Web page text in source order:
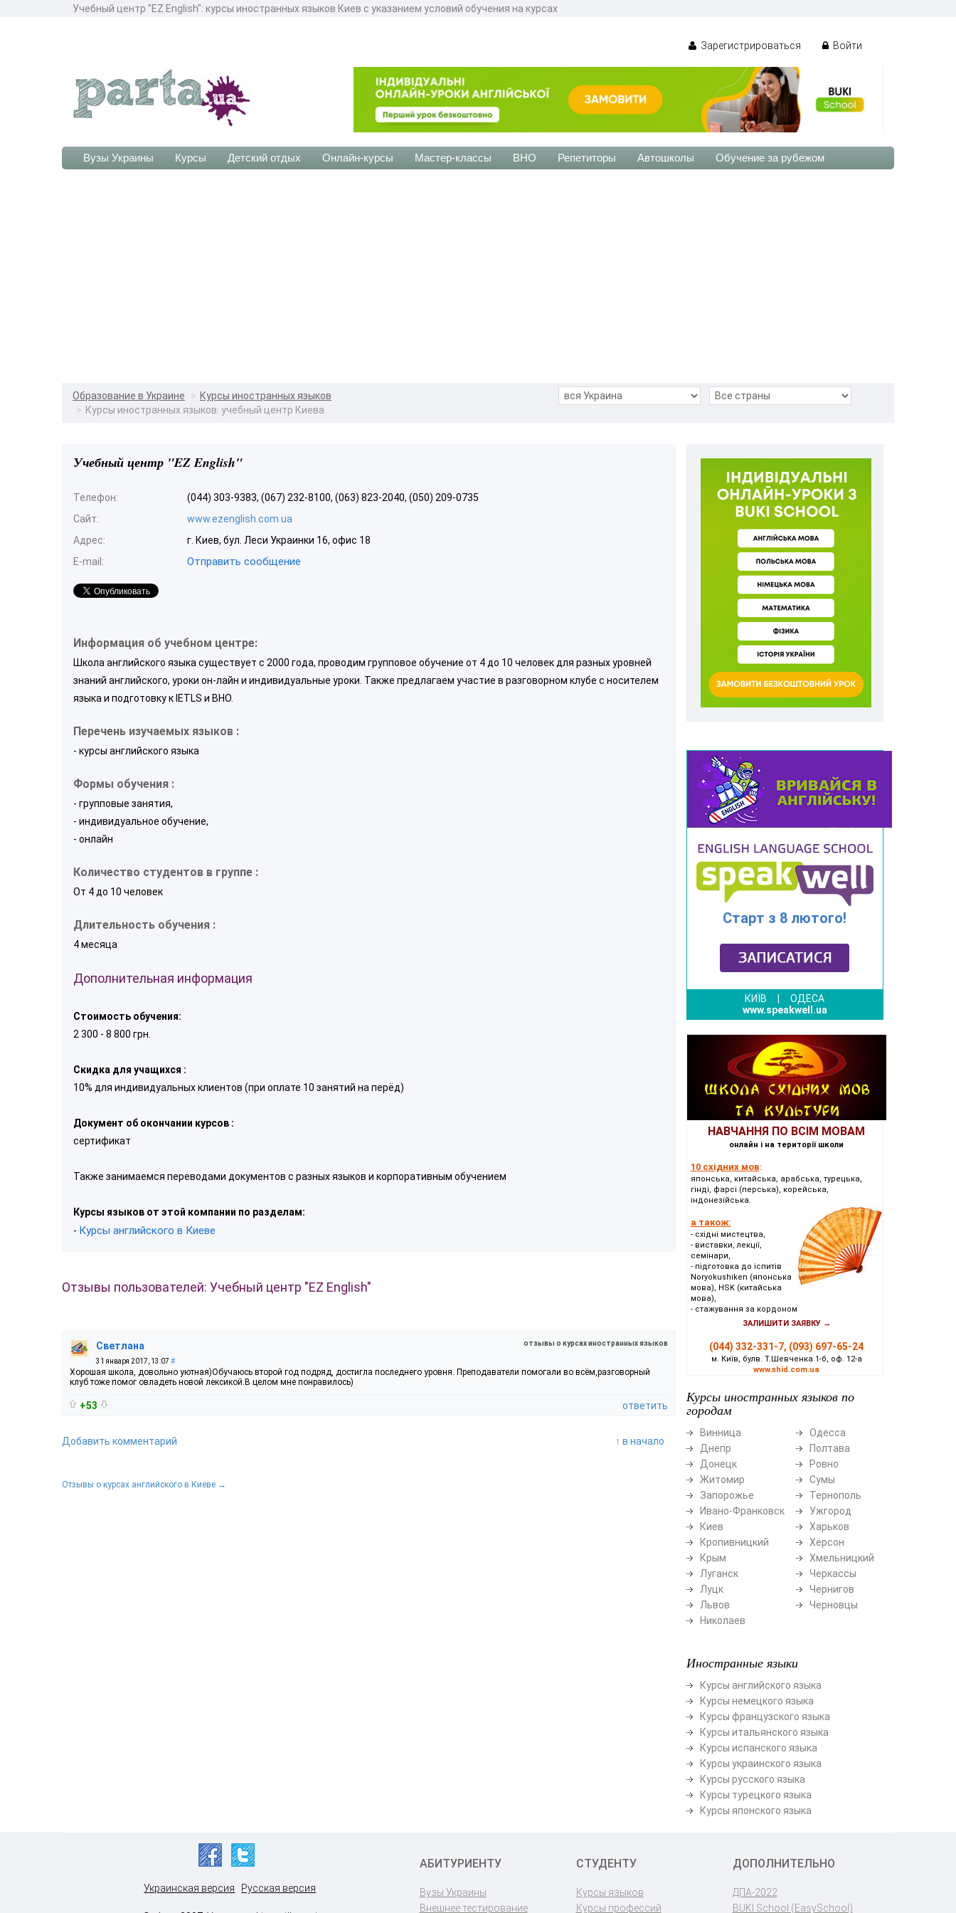
Учебный центр "EZ English": курсы иностранных языков Киев с указанием условий обучения на курсах
Зарегистрироваться Войти
Вузы Украины Курсы Детский отдых Онлайн-курсы Мастер-классы ВНО Репетиторы Автошколы Обучение за рубежом
Образование в Украине
Курсы иностранных языков
Курсы иностранных языков: учебный центр Киева
Учебный центр "EZ English"
Телефон:
(044) 303-9383, (067) 232-8100, (063) 823-2040, (050) 209-0735
Сайт:
www.ezenglish.com.ua
Адрес:
г. Киев, бул. Леси Украинки 16, офис 18
E-mail:
Отправить сообщение
Информация об учебном центре:
Школа английского языка существует с 2000 года, проводим групповое обучение от 4 до 10 человек для разных уровней
знаний английского, уроки он-лайн и индивидуальные уроки. Также предлагаем участие в разговорном клубе с носителем
языка и подготовку к IETLS и ВНО.
Перечень изучаемых языков :
- курсы английского языка
Формы обучения :
- групповые занятия,
- индивидуальное обучение,
- онлайн
Количество студентов в группе :
От 4 до 10 человек
Длительность обучения :
4 месяца
Дополнительная информация
Стоимость обучения:
2 300 - 8 800 грн.
Скидка для учащихся :
10% для индивидуальных клиентов (при оплате 10 занятий на перёд)
Документ об окончании курсов :
сертификат
Также занимаемся переводами документов с разных языков и корпоративным обучением
Курсы языков от этой компании по разделам:
- Курсы английского в Киеве
Отзывы пользователей: Учебный центр "EZ English"
отзывы о курсах иностранных языков
Светлана
31 января 2017, 13:07 #
Хорошая школа, довольно уютная)Обучаюсь второй год подряд, достигла последнего уровня. Преподаватели помогали во всём,разговорный
клуб тоже помог овладеть новой лексикой.В целом мне понравилось)
+53 ответить
Добавить комментарий ↑ в начало
Отзывы о курсах английского в Киеве →
Старт з 8 лютого!
КИЇВ
ОДЕСА
www.speakwell.ua
НАВЧАННЯ ПО ВСІМ МОВАМ
онлайн і на території школи
10 східних мов:
японська, китайська, арабська, турецька,
гінді, фарсі (перська), корейська,
індонезійська.
а також:
- східні мистецтва,
- виставки, лекції,
семінари,
- підготовка до іспитів
Noryokushiken (японська
мова), HSK (китайська
мова),
- стажування за кордоном
ЗАЛИШИТИ ЗАЯВКУ →
(044) 332-331-7, (093) 697-65-24
м. Київ, булв. Т.Шевченка 1-б, оф. 12-а
www.shid.com.ua
Курсы иностранных языков по
городам
Винница
Днепр
Донецк
Житомир
Запорожье
Ивано-Франковск
Киев
Кропивницкий
Крым
Луганск
Луцк
Львов
Николаев
Одесса
Полтава
Ровно
Сумы
Тернополь
Ужгород
Харьков
Херсон
Хмельницкий
Черкассы
Чернигов
Черновцы
Иностранные языки
Курсы английского языка
Курсы немецкого языка
Курсы французского языка
Курсы итальянского языка
Курсы испанского языка
Курсы украинского языка
Курсы русского языка
Курсы турецкого языка
Курсы японского языка
Украинская версия Русская версия
АБИТУРИЕНТУ
Вузы Украины
Внешнее тестирование
СТУДЕНТУ
Курсы языков
Курсы профессий
ДОПОЛНИТЕЛЬНО
ДПА-2022
BUKI School (EasySchool)